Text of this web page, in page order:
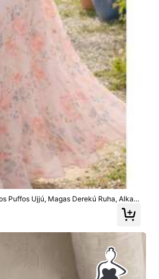
15
Puffos Ujjú, Magas Derekú Ruha, Alkal